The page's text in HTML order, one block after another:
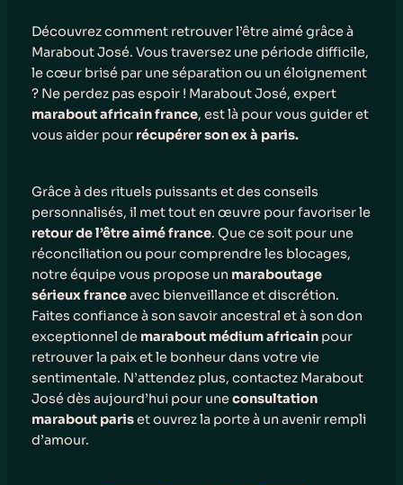
Découvrez comment retrouver l’être aimé grâce à
Marabout José. Vous traversez une période difficile,
le cœur brisé par une séparation ou un éloignement
? Ne perdez pas espoir ! Marabout José, expert
marabout africain france, est là pour vous guider et
vous aider pour récupérer son ex à paris.
Grâce à des rituels puissants et des conseils
personnalisés, il met tout en œuvre pour favoriser le
retour de l’être aimé france. Que ce soit pour une
réconciliation ou pour comprendre les blocages,
notre équipe vous propose un maraboutage
sérieux franceavec bienveillance et discrétion.
Faites confiance à son savoir ancestral et à son don
exceptionnel de marabout médium africainpour
retrouver la paix et le bonheur dans votre vie
sentimentale. N’attendez plus, contactez Marabout
José dès aujourd’hui pour uneconsultation
marabout pariset ouvrez la porte à un avenir rempli
d’amour.